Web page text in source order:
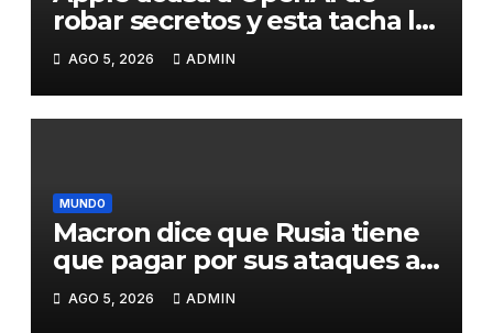
robar secretos y esta tacha la
demanda de «agresiva y
personal»
AGO 5, 2026 ADMIN
MUNDO
Macron dice que Rusia tiene
que pagar por sus ataques a
Ucrania y promete más
presión
AGO 5, 2026 ADMIN